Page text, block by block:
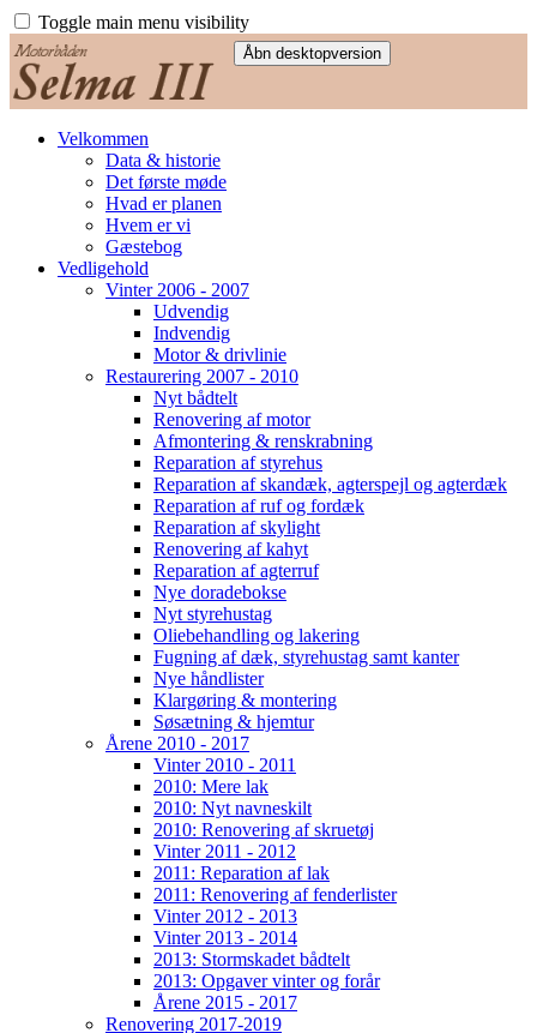
Toggle main menu visibility
Velkommen
Data & historie
Det første møde
Hvad er planen
Hvem er vi
Gæstebog
Vedligehold
Vinter 2006 - 2007
Udvendig
Indvendig
Motor & drivlinie
Restaurering 2007 - 2010
Nyt bådtelt
Renovering af motor
Afmontering & renskrabning
Reparation af styrehus
Reparation af skandæk, agterspejl og agterdæk
Reparation af ruf og fordæk
Reparation af skylight
Renovering af kahyt
Reparation af agterruf
Nye doradebokse
Nyt styrehustag
Oliebehandling og lakering
Fugning af dæk, styrehustag samt kanter
Nye håndlister
Klargøring & montering
Søsætning & hjemtur
Årene 2010 - 2017
Vinter 2010 - 2011
2010: Mere lak
2010: Nyt navneskilt
2010: Renovering af skruetøj
Vinter 2011 - 2012
2011: Reparation af lak
2011: Renovering af fenderlister
Vinter 2012 - 2013
Vinter 2013 - 2014
2013: Stormskadet bådtelt
2013: Opgaver vinter og forår
Årene 2015 - 2017
Renovering 2017-2019